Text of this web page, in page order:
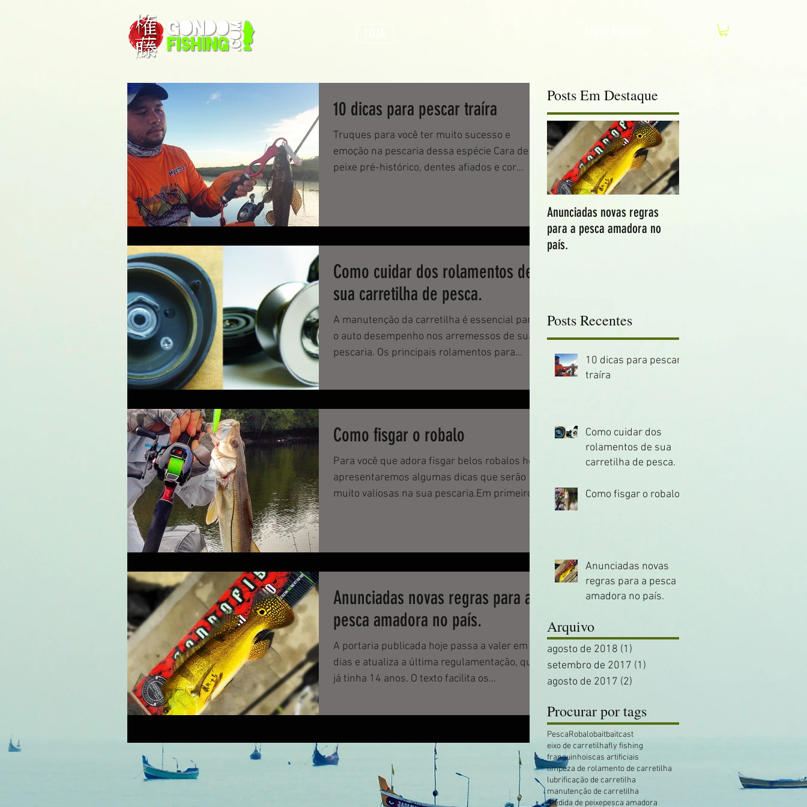
10 dicas para pescar traíra
Truques para você ter muito sucesso e
emoção na pescaria dessa espécie Cara de
peixe pré-histórico, dentes afiados e cor
Como cuidar dos rolamentos de
sua carretilha de pesca.
A manutenção da carretilha é essencial para
o auto desempenho nos arremessos de sua
pescaria. Os principais rolamentos para
Como fisgar o robalo
Para você que adora fisgar belos robalos hoje
apresentaremos algumas dicas que serão
muito valiosas na sua pescaria.Em primeiro
Anunciadas novas regras para a
pesca amadora no país.
A portaria publicada hoje passa a valer em 30
dias e atualiza a última regulamentação, que
já tinha 14 anos. O texto facilita os
Posts Em Destaque
Anunciadas novas regras
para a pesca amadora no
país.
Posts Recentes
10 dicas para pescar
traíra
Como cuidar dos
rolamentos de sua
carretilha de pesca.
Como fisgar o robalo
Anunciadas novas
regras para a pesca
amadora no país.
Arquivo
agosto de 2018 (1)
setembro de 2017 (1)
agosto de 2017 (2)
Procurar por tags
PescaRobalobaitbaitcast
eixo de carretilhafly fishing
franguinhoiscas artificiais
limpeza de rolamento de carretilha
lubrificação de carretilha
manutenção de carretilha
medida de peixepesca amadora